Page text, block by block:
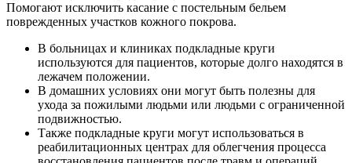
Помогают исключить касание с постельным бельем
поврежденных участков кожного покрова.
В больницах и клиниках подкладные круги
используются для пациентов, которые долго находятся в
лежачем положении.
В домашних условиях они могут быть полезны для
ухода за пожилыми людьми или людьми с ограниченной
подвижностью.
Также подкладные круги могут использоваться в
реабилитационных центрах для облегчения процесса